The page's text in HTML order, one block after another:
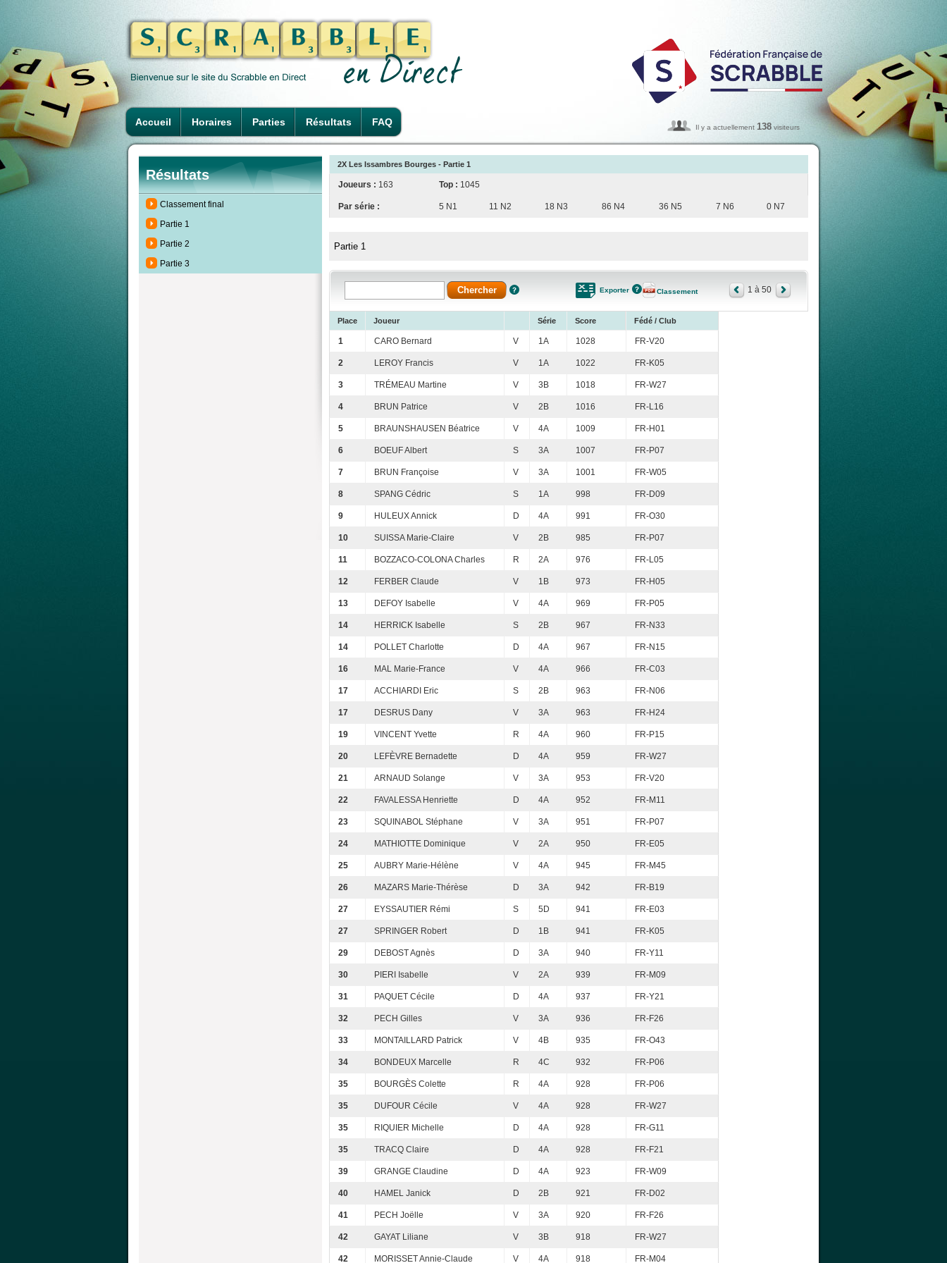
Accueil Horaires Parties Résultats FAQ Il y a actuellement 138 visiteurs
Résultats
Classement final
Partie 1
Partie 2
Partie 3
2X Les Issambres Bourges - Partie 1
Joueurs : 163 Top : 1045
Par série : 5 N1 11 N2 18 N3 86 N4 36 N5 7 N6 0 N7
Partie 1
Exporter Classement 1 à 50
Place Joueur Série Score Fédé / Club
1 CARO Bernard V 1A 1028 FR-V20
2 LEROY Francis V 1A 1022 FR-K05
3 TRÉMEAU Martine V 3B 1018 FR-W27
4 BRUN Patrice V 2B 1016 FR-L16
5 BRAUNSHAUSEN Béatrice V 4A 1009 FR-H01
6 BOEUF Albert S 3A 1007 FR-P07
7 BRUN Françoise V 3A 1001 FR-W05
8 SPANG Cédric S 1A 998 FR-D09
9 HULEUX Annick D 4A 991 FR-O30
10 SUISSA Marie-Claire V 2B 985 FR-P07
11 BOZZACO-COLONA Charles R 2A 976 FR-L05
12 FERBER Claude V 1B 973 FR-H05
13 DEFOY Isabelle V 4A 969 FR-P05
14 HERRICK Isabelle S 2B 967 FR-N33
14 POLLET Charlotte D 4A 967 FR-N15
16 MAL Marie-France V 4A 966 FR-C03
17 ACCHIARDI Eric S 2B 963 FR-N06
17 DESRUS Dany V 3A 963 FR-H24
19 VINCENT Yvette R 4A 960 FR-P15
20 LEFÈVRE Bernadette D 4A 959 FR-W27
21 ARNAUD Solange V 3A 953 FR-V20
22 FAVALESSA Henriette D 4A 952 FR-M11
23 SQUINABOL Stéphane V 3A 951 FR-P07
24 MATHIOTTE Dominique V 2A 950 FR-E05
25 AUBRY Marie-Hélène V 4A 945 FR-M45
26 MAZARS Marie-Thérèse D 3A 942 FR-B19
27 EYSSAUTIER Rémi S 5D 941 FR-E03
27 SPRINGER Robert D 1B 941 FR-K05
29 DEBOST Agnès D 3A 940 FR-Y11
30 PIERI Isabelle V 2A 939 FR-M09
31 PAQUET Cécile D 4A 937 FR-Y21
32 PECH Gilles V 3A 936 FR-F26
33 MONTAILLARD Patrick V 4B 935 FR-O43
34 BONDEUX Marcelle R 4C 932 FR-P06
35 BOURGÈS Colette R 4A 928 FR-P06
35 DUFOUR Cécile V 4A 928 FR-W27
35 RIQUIER Michelle D 4A 928 FR-G11
35 TRACQ Claire D 4A 928 FR-F21
39 GRANGE Claudine D 4A 923 FR-W09
40 HAMEL Janick D 2B 921 FR-D02
41 PECH Joëlle V 3A 920 FR-F26
42 GAYAT Liliane V 3B 918 FR-W27
42 MORISSET Annie-Claude V 4A 918 FR-M04